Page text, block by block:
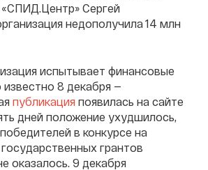
Сергей
недополучила 14 млн
испытывает финансовые
8 декабря —
публикация появилась на сайте
дней положение ухудшилось,
в конкурсе на
грантов
оказалось. 9 декабря